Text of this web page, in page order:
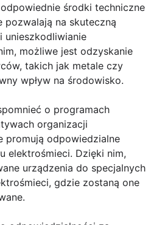
środki techniczne
na skuteczną
unieszkodliwianie
możliwe jest odzyskanie
takich jak metale czy
wpływ na środowisko.
o programach
organizacji
promują odpowiedzialne
elektrośmieci. Dzięki nim,
urządzenia do specjalnych
gdzie zostaną one